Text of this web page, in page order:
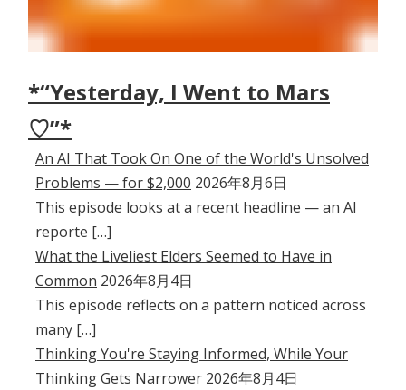
*“Yesterday, I Went to Mars
♡”*
An AI That Took On One of the World's Unsolved
Problems — for $2,000 2026年8月6日
This episode looks at a recent headline — an AI
reporte […]
What the Liveliest Elders Seemed to Have in
Common 2026年8月4日
This episode reflects on a pattern noticed across
many […]
Thinking You're Staying Informed, While Your
Thinking Gets Narrower 2026年8月4日